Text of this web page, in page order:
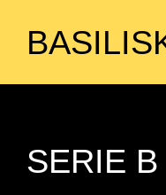
SERIE B